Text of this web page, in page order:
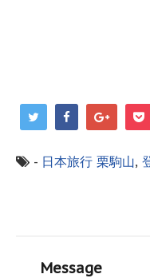
- 日本旅行 栗駒山,
Message